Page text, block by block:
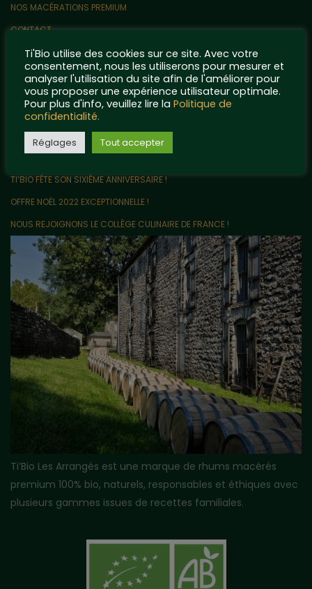
NOS MACÉRATIONS PREMIUM
CONTACT
QUELQUES POINTS DE RÉFÉRENCE…
MENTIONS LÉGALES ET POLITIQUE DE CONFIDENTIALITÉ
Articles récents
LE VRAC EN VENTE DIRECTE ARRIVE CHEZ TI’BIO !
UN PARTENARIAT ORIGINAL AVEC LES RIGOLETTES NANTAISES !
TI’BIO FÊTE SON SIXIÈME ANNIVERSAIRE !
OFFRE NOËL 2022 EXCEPTIONNELLE !
NOUS REJOIGNONS LE COLLÈGE CULINAIRE DE FRANCE !
Ti’Bio Les Arrangés est une marque de rhums macérés
premium 100% bio, naturels, responsables et éthiques avec
plusieurs gammes issues de recettes familiales.
Ti'Bio utilise des cookies sur ce site. Avec votre
consentement, nous les utiliserons pour mesurer et
analyser l'utilisation du site afin de l'améliorer pour
vous proposer une expérience utilisateur optimale.
Pour plus d'info, veuillez lire la Politique de
confidentialité.
Réglages Tout accepter